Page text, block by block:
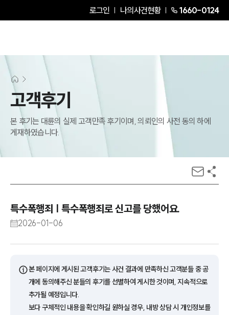
로그인 나의사건현황 1660-0124
고객후기
본 후기는 대륜의 실제 고객만족 후기이며, 의뢰인의 사전 동의 하에
게재하였습니다.
특수폭행죄 | 특수폭행죄로 신고를 당했어요.
2026-01-06
ⓘ본 페이지에 게시된 고객후기는 사건 결과에 만족하신 고객분들 중 공
개에 동의해주신 분들의 후기를 선별하여 게시한 것이며, 지속적으로
추가될 예정입니다.
보다 구체적인 내용을 확인하길 원하실 경우, 내방 상담 시 개인정보를